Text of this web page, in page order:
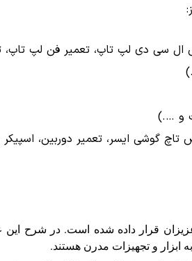
ال سی دی لپ تاپ، تعمیر فن لپ تاپ،
و ….)
گوشی ایسر، تعمیر دوربین،
قرار داده شده است. در شرح این
ابزار و تجهیزات مدرن هستند.